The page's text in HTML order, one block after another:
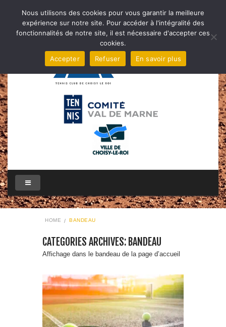
HOME BANDEAU
CATEGORIES ARCHIVES: BANDEAU
Affichage dans le bandeau de la page d’accueil
Nous utilisons des cookies pour vous garantir la meilleure
expérience sur notre site. Pour accéder à l'intégralité des
fonctionnalités de notre site, il est nécessaire d'accepter ces
cookies.
Accepter
Refuser En savoir plus